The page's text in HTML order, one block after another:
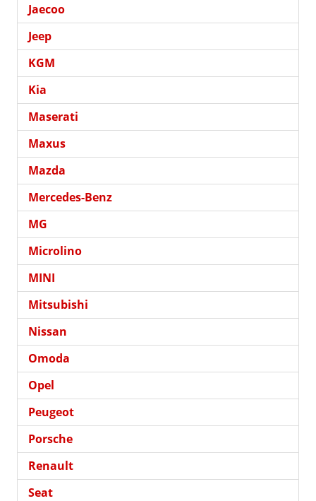
Jaecoo
Jeep
KGM
Kia
Maserati
Maxus
Mazda
Mercedes-Benz
MG
Microlino
MINI
Mitsubishi
Nissan
Omoda
Opel
Peugeot
Porsche
Renault
Seat